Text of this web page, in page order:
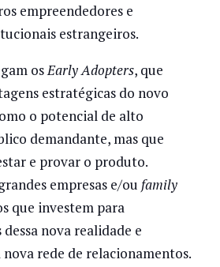
empreendedores e
estrangeiros.
osEarly Adopters, que
estratégicas do novo
o potencial de alto
demandante, mas que
e provar o produto.
empresas e/ou family
que investem para
nova realidade e
rede de relacionamentos.